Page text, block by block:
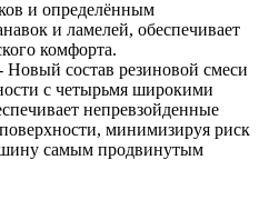
и определённым
и ламелей, обеспечивает
комфорта.
состав резиновой смеси
с четырьмя широкими
непревзойденные
минимизируя риск
шину самым продвинутым